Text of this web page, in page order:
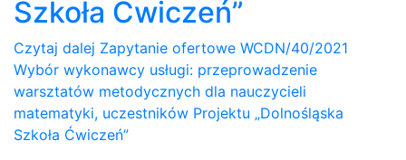
Szkoła Ćwiczeń”
Czytaj dalej Zapytanie ofertowe WCDN/40/2021
Wybór wykonawcy usługi: przeprowadzenie
warsztatów metodycznych dla nauczycieli
matematyki, uczestników Projektu „Dolnośląska
Szkoła Ćwiczeń”